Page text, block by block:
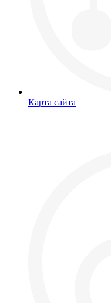
Карта сайта